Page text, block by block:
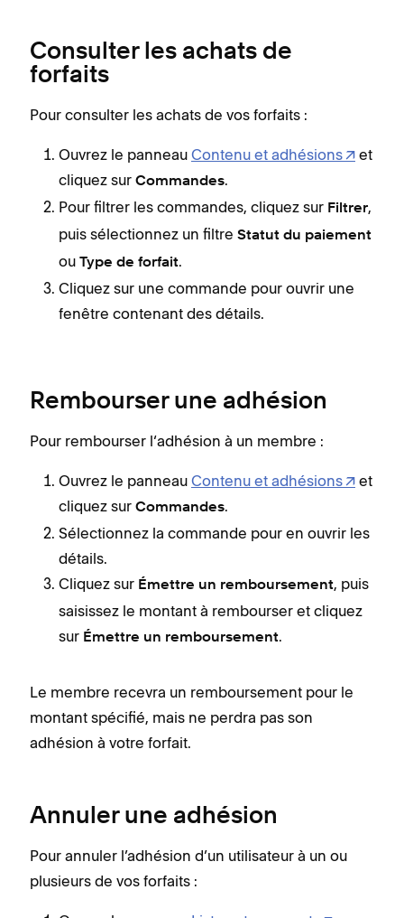
Consulter les achats de
forfaits
Pour consulter les achats de vos forfaits :
Ouvrez le panneau Contenu et adhésions
et
cliquez sur Commandes.
Pour filtrer les commandes, cliquez sur Filtrer,
puis sélectionnez un filtre Statut du paiement
ou Type de forfait.
Cliquez sur une commande pour ouvrir une
fenêtre contenant des détails.
Rembourser une adhésion
Pour rembourser l‘adhésion à un membre :
Ouvrez le panneau Contenu et adhésions
et
cliquez sur Commandes.
Sélectionnez la commande pour en ouvrir les
détails.
Cliquez sur Émettre un remboursement, puis
saisissez le montant à rembourser et cliquez
sur Émettre un remboursement.
Le membre recevra un remboursement pour le
montant spécifié, mais ne perdra pas son
adhésion à votre forfait.
Annuler une adhésion
Pour annuler l’adhésion d’un utilisateur à un ou
plusieurs de vos forfaits :